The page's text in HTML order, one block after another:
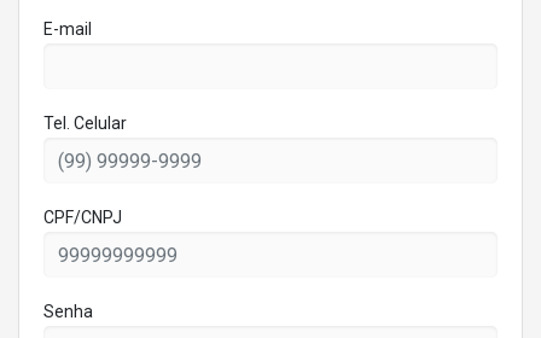
E-mail
Tel. Celular
CPF/CNPJ
Senha